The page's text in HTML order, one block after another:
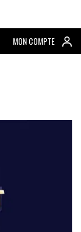
MON COMPTE